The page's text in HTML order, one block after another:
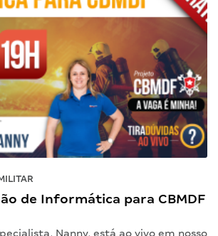
de Informática para CBMDF
Nanny, está ao vivo em nosso